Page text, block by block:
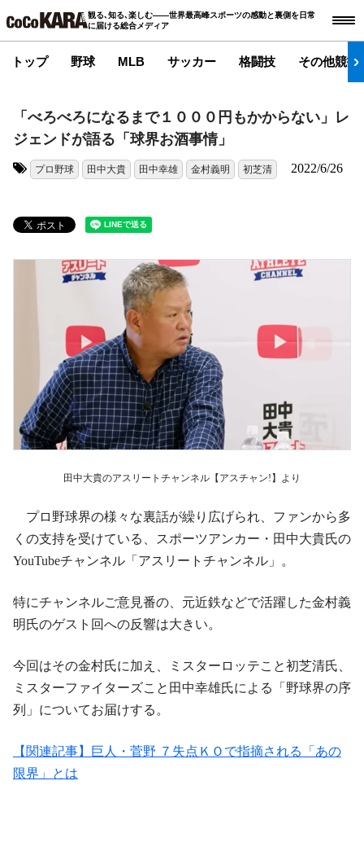
観る､知る､楽しむ――世界最高峰スポーツの感動と裏側を日常
に届ける総合メディア
トップ 野球 MLB サッカー 格闘技 その他競技
「べろべろになるまで１０００円もかからない」レ
ジェンドが語る「球界お酒事情」
プロ野球 田中大貴 田中幸雄 金村義明 初芝清 2022/6/26
田中大貴のアスリートチャンネル【アスチャン!】より
プロ野球界の様々な裏話が繰り広げられ、ファンから多
くの支持を受けている、スポーツアンカー・田中大貴氏の
YouTubeチャンネル「アスリートチャンネル」。
特にチャンネルご意見番の、元近鉄などで活躍した金村義
明氏のゲスト回への反響は大きい。
今回はその金村氏に加え、ミスターロッテこと初芝清氏、
ミスターファイターズこと田中幸雄氏による「野球界の序
列」についてお届けする。
【関連記事】巨人・菅野 ７失点ＫＯで指摘される「あの
限界」とは